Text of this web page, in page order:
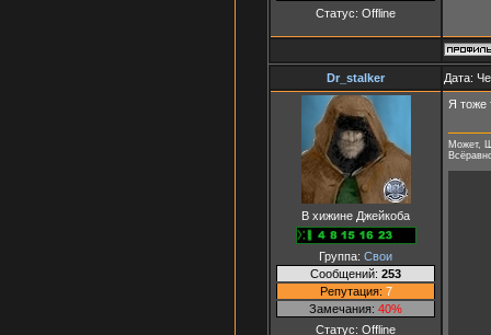
Статус: Offline
Dr_stalker Дата:
В хижине Джейкоба
Группа: Свои
Сообщений: 253
Репутация: 7
Замечания: 40%
Статус: Offline
Я тоже
Может,